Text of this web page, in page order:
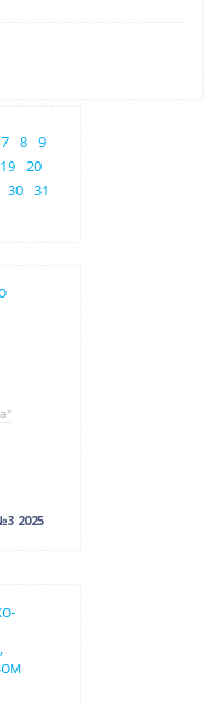
7 8 9
19 20
30 31
2025